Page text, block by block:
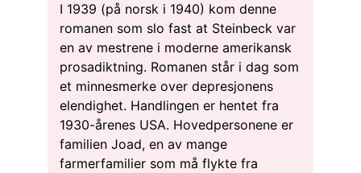
I 1939 (på norsk i 1940) kom denne
romanen som slo fast at Steinbeck var
en av mestrene i moderne amerikansk
prosadiktning. Romanen står i dag som
et minnesmerke over depresjonens
elendighet. Handlingen er hentet fra
1930-årenes USA. Hovedpersonene er
familien Joad, en av mange
farmerfamilier som må flykte fra